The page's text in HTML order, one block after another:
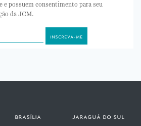
e possuem consentimento para seu
da JCM.
brasília jaraguá do sul